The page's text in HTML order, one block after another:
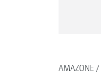
AMAZONE